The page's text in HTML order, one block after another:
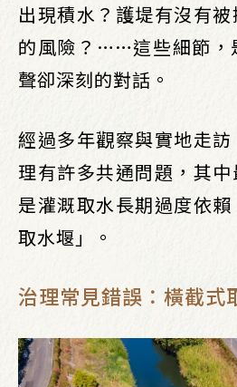
出現積水？護堤有沒有
的風險？……這些細節，
聲卻深刻的對話。
經過多年觀察與實地走
理有許多共通問題，其
是灌溉取水長期過度依
取水堰」。
治理常見錯誤：橫截式